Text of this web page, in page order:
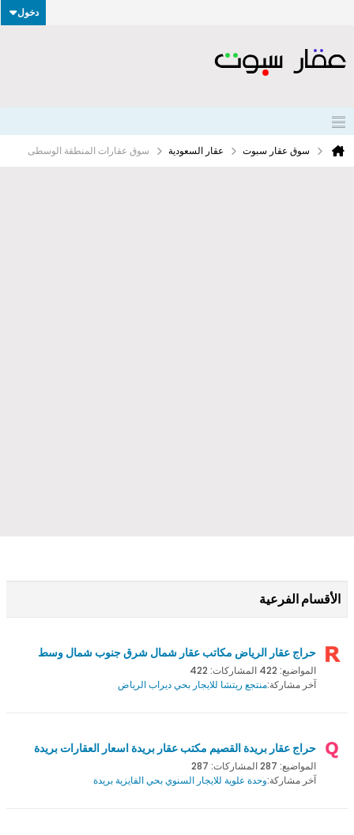
دخول
سوق عقار سبوت عقار السعودية سوق عقارات المنطقة الوسطى
الأقسام الفرعية
حراج عقار الرياض مكاتب عقار شمال شرق جنوب شمال وسط
المواضيع: 422 المشاركات: 422
آخر مشاركة:منتجع ريتشا للايجار بحي ديراب الرياض
حراج عقار بريدة القصيم مكتب عقار بريدة اسعار العقارات بريدة
المواضيع: 287 المشاركات: 287
آخر مشاركة:وحدة علوية للايجار السنوي بحي الفايزية بريدة